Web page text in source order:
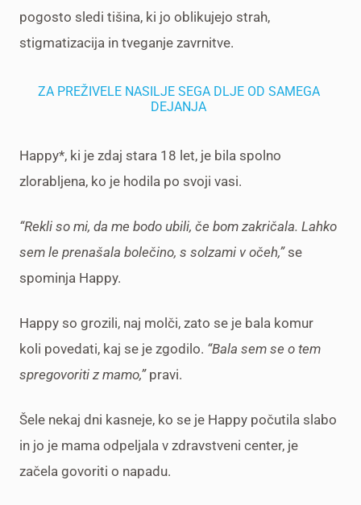
pogosto sledi tišina, ki jo oblikujejo strah,
stigmatizacija in tveganje zavrnitve.
ZA PREŽIVELE NASILJE SEGA DLJE OD SAMEGA
DEJANJA
Happy*, ki je zdaj stara 18 let, je bila spolno
zlorabljena, ko je hodila po svoji vasi.
“Rekli so mi, da me bodo ubili, če bom zakričala. Lahko
sem le prenašala bolečino, s solzami v očeh,”se
spominja Happy.
Happy so grozili, naj molči, zato se je bala komur
koli povedati, kaj se je zgodilo. “Bala sem se o tem
spregovoriti z mamo,”pravi.
Šele nekaj dni kasneje, ko se je Happy počutila slabo
in jo je mama odpeljala v zdravstveni center, je
začela govoriti o napadu.